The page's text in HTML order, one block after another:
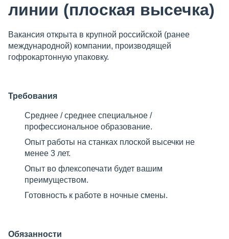
линии (плоская высечка)
Вакансия открыта в крупной российской (ранее
международной) компании, производящей
гофрокартонную упаковку.
Требования
Среднее / среднее специальное /
профессиональное образование.
Опыт работы на станках плоской высечки не
менее 3 лет.
Опыт во флексопечати будет вашим
преимуществом.
Готовность к работе в ночные смены.
Обязанности